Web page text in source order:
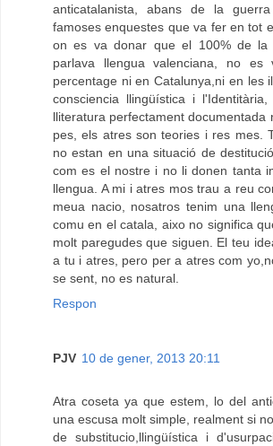
anticatalanista, abans de la
famoses enquestes que va fer en tot
on es va donar que el 100% de la
parlava llengua valenciana, no
percentage ni en Catalunya,ni en les
consciencia llingüística i
lliteratura perfectament documentada
pes, els atres son teories i res mes.
no estan en una situació de
com es el nostre i no li donen tanta
llengua. A mi i atres mos trau a reu
meua nacio, nosatros tenim una
comu en el catala, aixo no significa
molt paregudes que siguen. El teu
a tu i atres, pero per a atres com
se sent, no es natural.
Respon
PJV 10 de gener, 2013 20:11
Atra coseta ya que estem, lo del
una escusa molt simple, realment si
de substitucio,llingüística i